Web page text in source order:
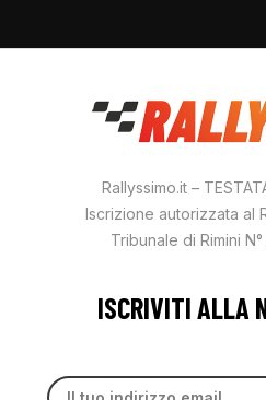
Rallyssimo.it –
Iscrizione autorizzata al
Tribunale di Rimini
ISCRIVITI ALLA